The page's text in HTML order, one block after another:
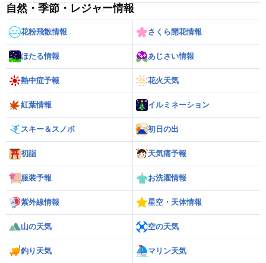
自然・季節・レジャー情報
花粉飛散情報 さくら開花情報
ほたる情報 あじさい情報
熱中症予報 花火天気
紅葉情報 イルミネーション
スキー＆スノボ 初日の出
初詣 天気痛予報
服装予報 お洗濯情報
紫外線情報 星空・天体情報
山の天気 空の天気
釣り天気 マリン天気